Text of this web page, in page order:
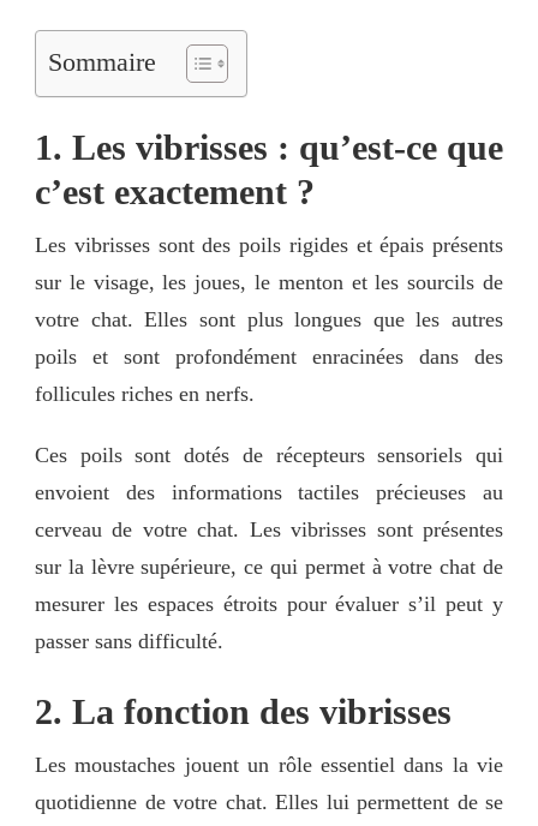
Sommaire
1. Les vibrisses : qu’est-ce que
c’est exactement ?
Les vibrisses sont des poils rigides et épais présents
sur le visage, les joues, le menton et les sourcils de
votre chat. Elles sont plus longues que les autres
poils et sont profondément enracinées dans des
follicules riches en nerfs.
Ces poils sont dotés de récepteurs sensoriels qui
envoient des informations tactiles précieuses au
cerveau de votre chat. Les vibrisses sont présentes
sur la lèvre supérieure, ce qui permet à votre chat de
mesurer les espaces étroits pour évaluer s’il peut y
passer sans difficulté.
2. La fonction des vibrisses
Les moustaches jouent un rôle essentiel dans la vie
quotidienne de votre chat. Elles lui permettent de se